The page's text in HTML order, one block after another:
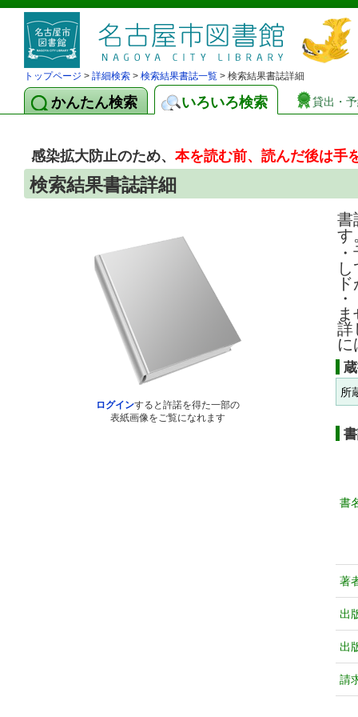
トップページ > 詳細検索 > 検索結果書誌一覧 > 検索結果書誌詳細
かんたん検索 いろいろ検索 貸出・
感染拡大防止のため、本を読む前、読んだ後は手
検索結果書誌詳細
ログインすると許諾を得た一部の
表紙画像をご覧になれます
書
す
詳
に
所
書
著
出
出
請